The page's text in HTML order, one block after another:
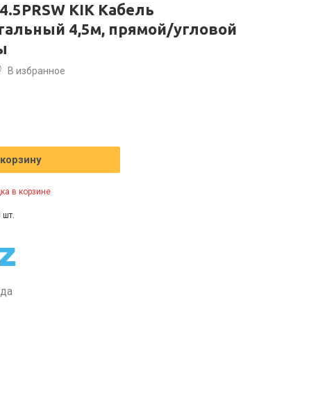
KIK Кабель
4,5м, прямой/угловой
В избранное
в корзине
шт.